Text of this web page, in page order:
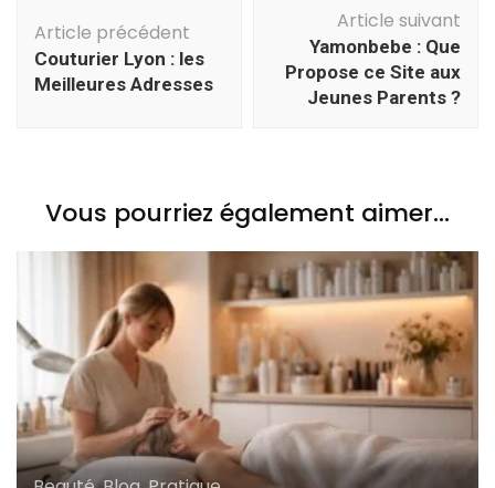
d'article
Article précédent
Couturier Lyon : les
Meilleures Adresses
Article suivant
Yamonbebe : Que
Propose ce Site aux
Jeunes Parents ?
Vous pourriez également aimer...